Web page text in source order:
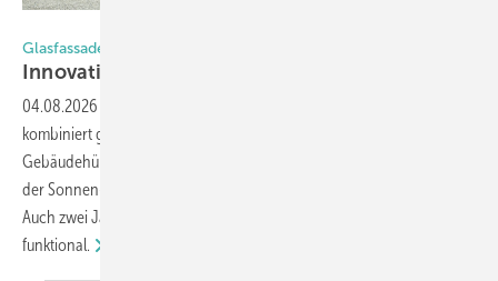
Glasfassade für Sonnen- und Vogelschutz
Innovation in Glas und
04.08.2026
kombiniert gewickelte Naturfasern mit einer vollverglasten
Gebäudehülle. Verantwortlich für Produktion, Lieferung und Einbau
der Sonnen- und Vogelschutzgläser war Glas Natter aus Regensburg.
Auch zwei Jahre nach Eröffnung überzeugt der Bau technisch wie
funktional.